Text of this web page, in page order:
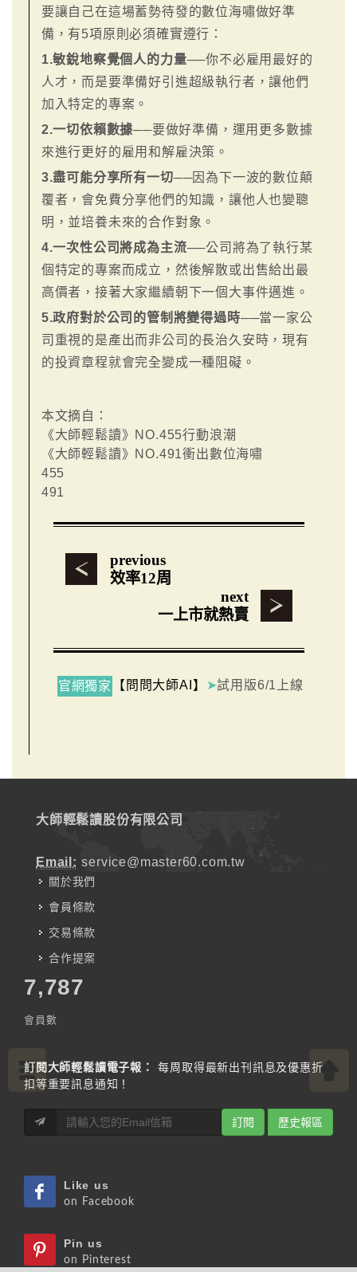
要讓自己在這場蓄勢待發的數位海嘯做好準
備，有5項原則必須確實遵行：
1.敏銳地察覺個人的力量──你不必雇用最好的
人才，而是要準備好引進超級執行者，讓他們
加入特定的專案。
2.一切依賴數據──要做好準備，運用更多數據
來進行更好的雇用和解雇決策。
3.盡可能分享所有一切──因為下一波的數位顛
覆者，會免費分享他們的知識，讓他人也變聰
明，並培養未來的合作對象。
4.一次性公司將成為主流──公司將為了執行某
個特定的專案而成立，然後解散或出售給出最
高價者，接著大家繼續朝下一個大事件邁進。
5.政府對於公司的管制將變得過時──當一家公
司重視的是產出而非公司的長治久安時，現有
的投資章程就會完全變成一種阻礙。
本文摘自：
《大師輕鬆讀》NO.455行動浪潮
《大師輕鬆讀》NO.491衝出數位海嘯
455
491
previous
效率12周
next
一上市就熱賣
官網獨家 【問問大師AI】 ➤試用版6/1上線
大師輕鬆讀股份有限公司
Email: service@master60.com.tw
關於我們
會員條款
交易條款
合作提案
7,787
會員數
訂閱大師輕鬆讀電子報：
每周取得最新出刊訊息及優惠折
扣等重要訊息通知！
訂閱 歷史報區
Like us
on Facebook
Pin us
on Pinterest